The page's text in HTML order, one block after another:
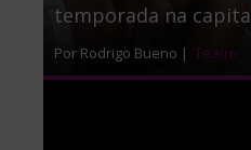
temporada na
Por Rodrigo Bueno | Teatro